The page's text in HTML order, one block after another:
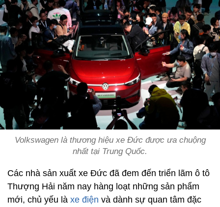
Volkswagen là thương hiệu xe Đức được ưa chuộng
nhất tại Trung Quốc.
Các nhà sản xuất xe Đức đã đem đến triển lãm ô tô
Thượng Hải năm nay hàng loạt những sản phẩm
mới, chủ yếu là xe điện và dành sự quan tâm đặc